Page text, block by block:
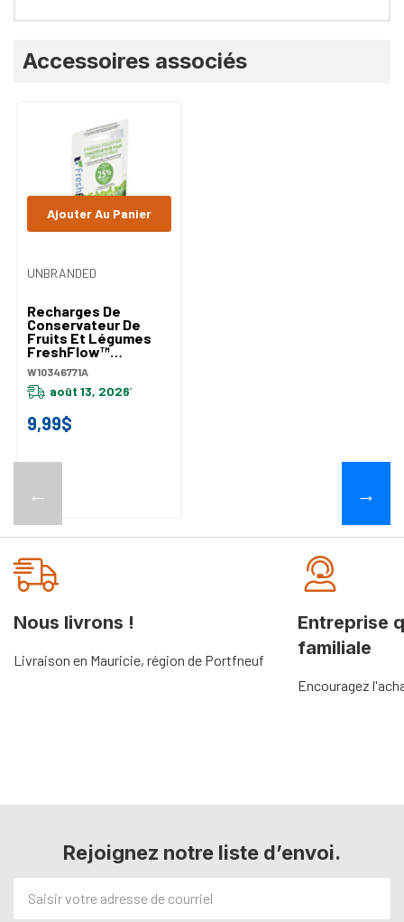
Accessoires associés
←
UNBRANDED
Recharges De
Conservateur De
Fruits Et Légumes
FreshFlow™
W10346771A
W10346771A
août 13, 2026*
9,99$
Ajouter Au Panier
→
Nous livrons !
Livraison en Mauricie, région de Portfneuf
Entreprise
familiale
Encouragez
Rejoignez notre liste d’envoi.
de